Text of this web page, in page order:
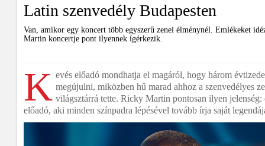
Latin szenvedély Budapesten
Van, amikor egy koncert több egyszerű zenei élménynél. Emlékeket
Martin koncertje pont ilyennek ígérkezik.
K evés előadó mondhatja el magáról, hogy három
megújulni, miközben hű marad ahhoz a szenvedélyes
világsztárrá tette. Ricky Martin pontosan ilyen jelenség:
előadó, aki minden színpadra lépésével tovább írja saját